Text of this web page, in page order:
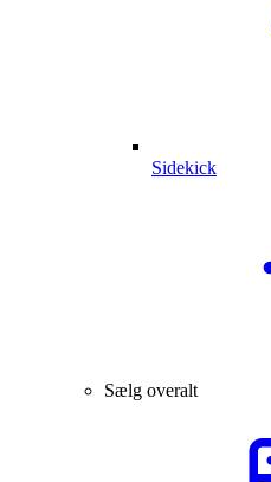
Sidekick
Sælg overalt